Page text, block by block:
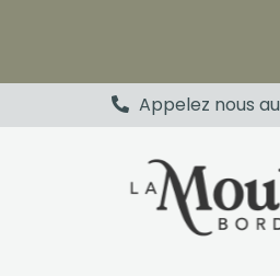
Appelez nous au